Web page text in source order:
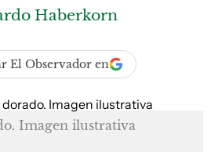
Haberkorn
El Observador en
Imagen ilustrativa